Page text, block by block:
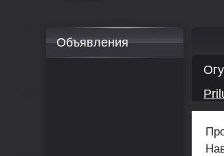
Объявления